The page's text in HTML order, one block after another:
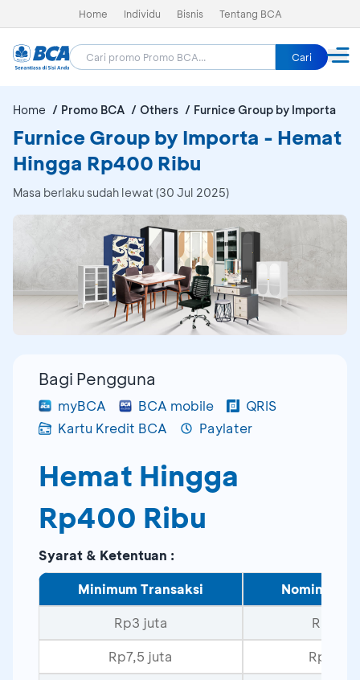
Home Individu Bisnis Tentang BCA
Cari
Home Promo BCA Others Furnice Group by Importa
Furnice Group by Importa - Hemat
Hingga Rp400 Ribu
Masa berlaku sudah lewat (30 Jul 2025)
Bagi Pengguna
myBCA BCA mobile
QRIS
Kartu Kredit BCA
Paylater
Hemat Hingga
Rp400 Ribu
Syarat & Ketentuan :
Minimum Transaksi
Nominal
Rp3 juta
Rp50
Rp7,5 juta
Rp100